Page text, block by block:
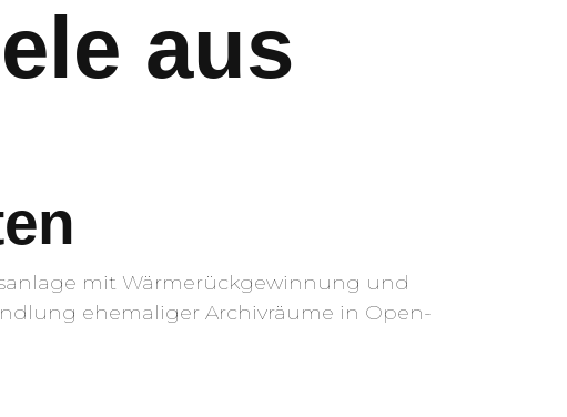
aus
mit Wärmerückgewinnung und
ehemaliger Archivräume in Open-